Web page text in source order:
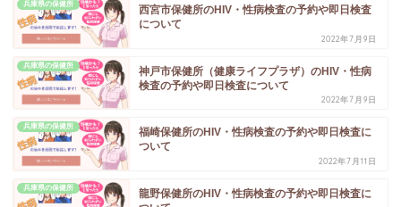
兵庫県の保健所
西宮市保健所のHIV・性病検査の予約や即日検査
について
2022年7月9日
兵庫県の保健所
神戸市保健所（健康ライフプラザ）のHIV・性病
検査の予約や即日検査について
2022年7月9日
兵庫県の保健所
福崎保健所のHIV・性病検査の予約や即日検査に
ついて
2022年7月11日
兵庫県の保健所
龍野保健所のHIV・性病検査の予約や即日検査に